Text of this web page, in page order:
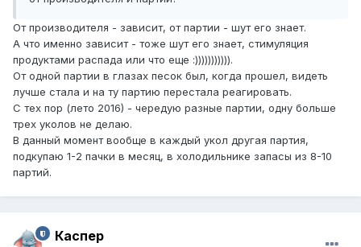
От производителя - зависит, от партии - шут его знает.
А что именно зависит - тоже шут его знает, стимуляция
продуктами распада или что еще :))))))))))).
От одной партии в глазах песок был, когда прошел, видеть
лучше стала и на ту партию перестала реагировать.
С тех пор (лето 2016) - чередую разные партии, одну больше
трех уколов не делаю.
В данный момент вообще в каждый укол другая партия,
подкупаю 1-2 пачки в месяц, в холодильнике запасы из 8-10
партий.
Каспер